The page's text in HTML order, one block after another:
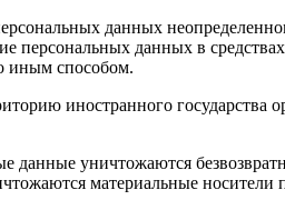
данных
персональных данных в
иным способом.
иностранного государства
уничтожаются
материальные носители